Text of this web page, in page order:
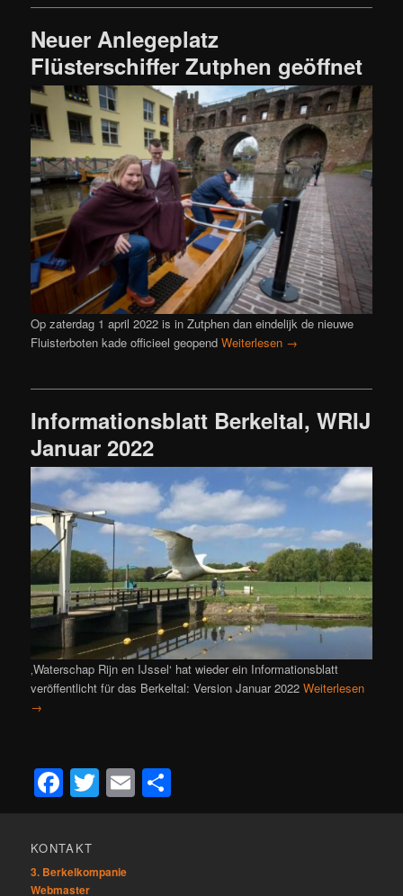
Neuer Anlegeplatz
Flüsterschiffer Zutphen geöffnet
Op zaterdag 1 april 2022 is in Zutphen dan eindelijk de nieuwe
Fluisterboten kade officieel geopendWeiterlesen →
Informationsblatt Berkeltal, WRIJ
Januar 2022
‚Waterschap Rijn en IJssel‘ hat wieder ein Informationsblatt
veröffentlicht für das Berkeltal: Version Januar 2022Weiterlesen
→
Facebook
Twitter
Email
KONTAKT
3. Berkelkompanie
Webmaster